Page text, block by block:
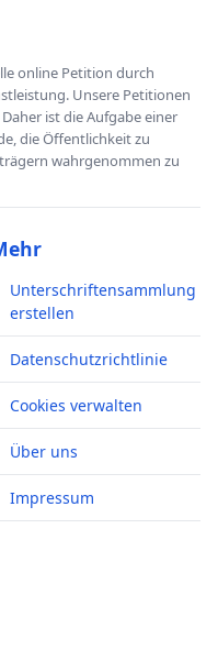
online Petition durch
Unsere Petitionen
ist die Aufgabe einer
die Öffentlichkeit zu
wahrgenommen zu
Unterschriftensammlung
erstellen
Datenschutzrichtlinie
Cookies verwalten
Über uns
Impressum